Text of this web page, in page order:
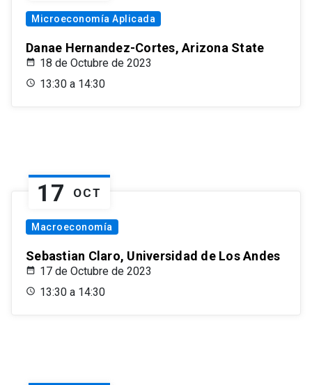
Microeconomía Aplicada
Danae Hernandez-Cortes, Arizona State
18 de Octubre de 2023
13:30 a 14:30
17 OCT
Macroeconomía
Sebastian Claro, Universidad de Los Andes
17 de Octubre de 2023
13:30 a 14:30